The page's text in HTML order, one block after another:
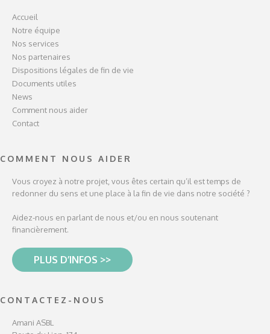
Accueil
Notre équipe
Nos services
Nos partenaires
Dispositions légales de fin de vie
Documents utiles
News
Comment nous aider
Contact
COMMENT NOUS AIDER
Vous croyez à notre projet, vous êtes certain qu’il est temps de
redonner du sens et une place à la fin de vie dans notre société ?
Aidez-nous en parlant de nous et/ou en nous soutenant
financièrement.
PLUS D’INFOS >>
CONTACTEZ-NOUS
Amani ASBL